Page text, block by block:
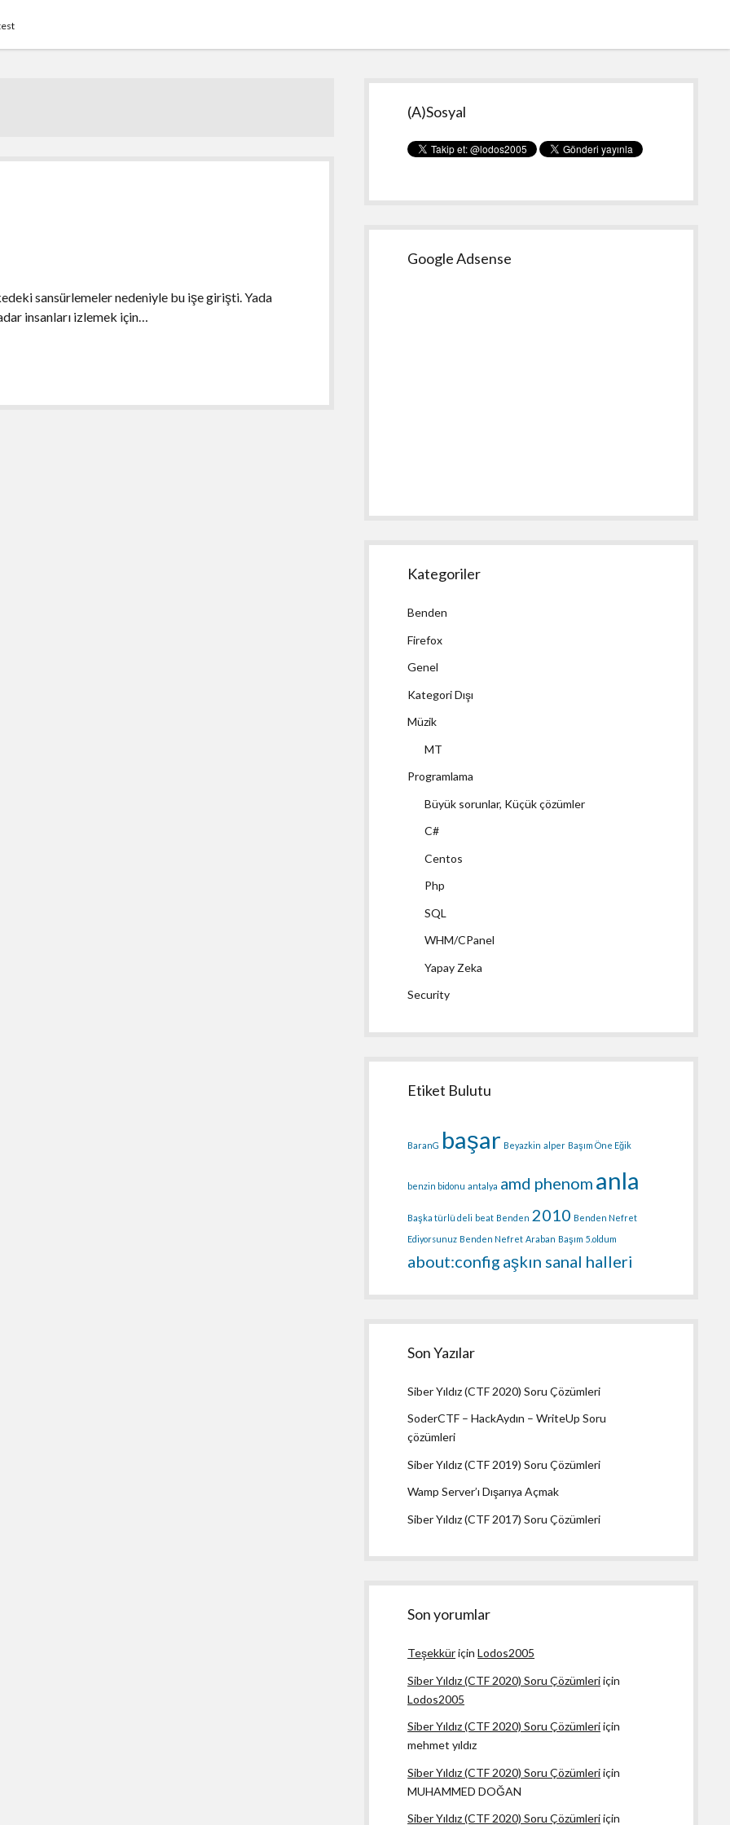
sansürlemeler nedeniyle bu işe girişti. Yada
insanları izlemek için…
Yan
Menü
(A)Sosyal
Google Adsense
Kategoriler
Benden
Firefox
Genel
Kategori Dışı
Müzik
MT
Programlama
Büyük sorunlar, Küçük çözümler
C#
Centos
Php
SQL
WHM/CPanel
Yapay Zeka
Security
Etiket Bulutu
BaranG başar Beyazkin alper Başım Öne Eğik
benzin bidonu antalya amd phenom anla
Başka türlü deli beat Benden 2010 Benden Nefret
Ediyorsunuz Benden Nefret Araban Başım 5.oldum
about:config aşkın sanal halleri
Son Yazılar
Siber Yıldız (CTF 2020) Soru Çözümleri
SoderCTF – HackAydın – WriteUp Soru
çözümleri
Siber Yıldız (CTF 2019) Soru Çözümleri
Wamp Server’ı Dışarıya Açmak
Siber Yıldız (CTF 2017) Soru Çözümleri
Son yorumlar
TeşekküriçinLodos2005
Siber Yıldız (CTF 2020) Soru Çözümleriiçin
Lodos2005
Siber Yıldız (CTF 2020) Soru Çözümleriiçin
mehmet yıldız
Siber Yıldız (CTF 2020) Soru Çözümleriiçin
MUHAMMED DOĞAN
Siber Yıldız (CTF 2020) Soru Çözümleriiçin